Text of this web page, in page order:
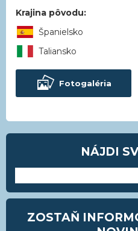
Krajina pôvodu:
Španielsko
Taliansko
Fotogaléria
NÁJDI
ZOSTAŇ